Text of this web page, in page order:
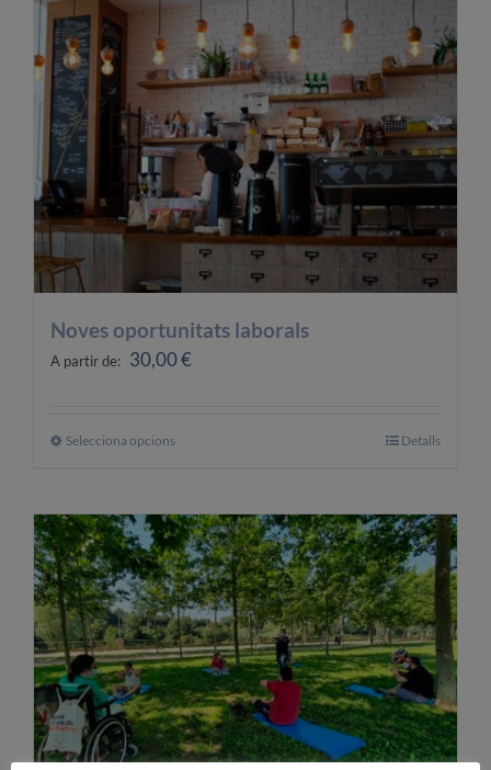
OFERTES LABORALS
COL·LABORA
LA BOTIGA
Noves oportunitats laborals
A partir de: 30,00€
Selecciona opcionsAquest
diverses
variants.
Les
opcions
es
poden
triar
a
la
Detalls